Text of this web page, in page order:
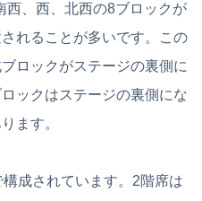
西、西、北西の8ブロックが
れることが多いです。この
ロックがステージの裏側に
ックはステージの裏側にな
ます。
成されています。2階席は